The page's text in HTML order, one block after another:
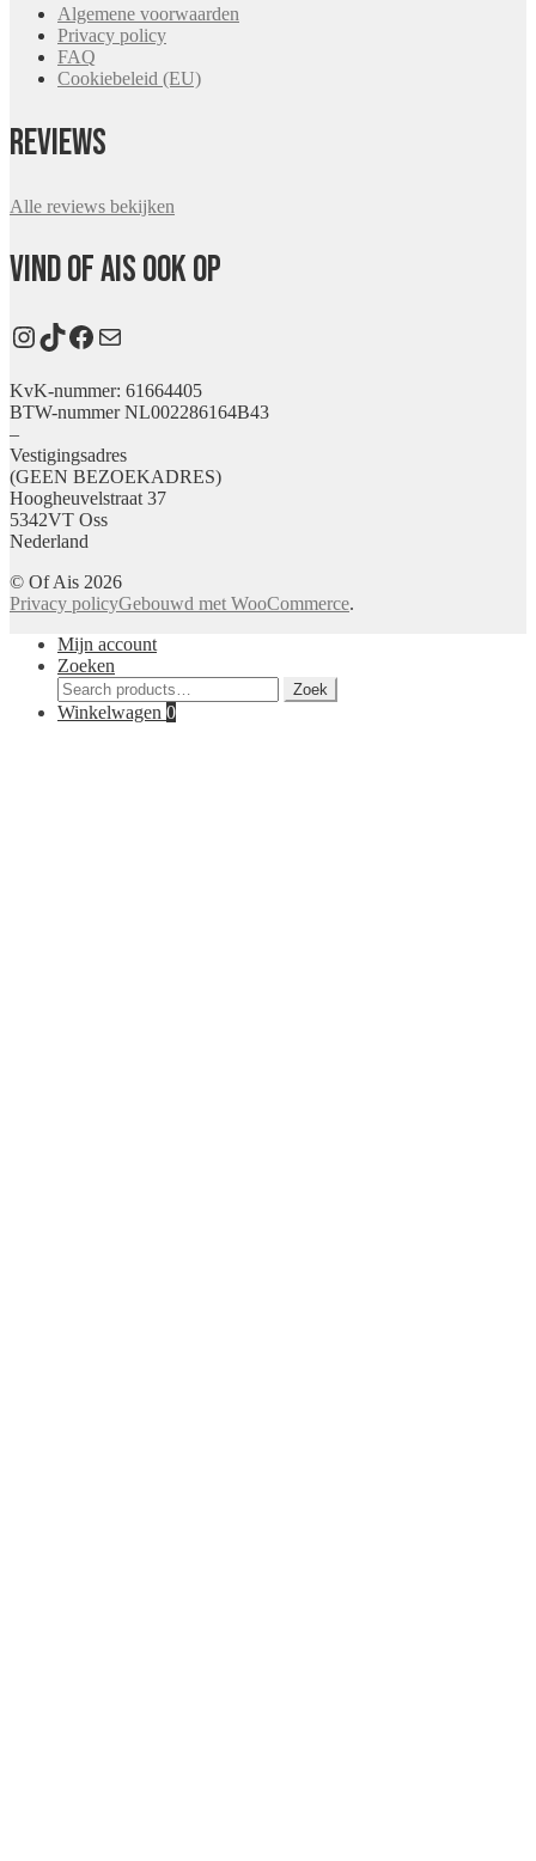
Algemene voorwaarden
Privacy policy
FAQ
Cookiebeleid (EU)
Reviews
Alle reviews bekijken
Vind Of Ais ook op
Instagram
TikTok
Facebook
E-mail
KvK-nummer: 61664405
BTW-nummer NL002286164B43
–
Vestigingsadres
(GEEN BEZOEKADRES)
Hoogheuvelstraat 37
5342VT Oss
Nederland
© Of Ais 2026
Privacy policyGebouwd met WooCommerce.
Mijn account
Zoeken
Zoeken
voor:
Zoek
Winkelwagen 0